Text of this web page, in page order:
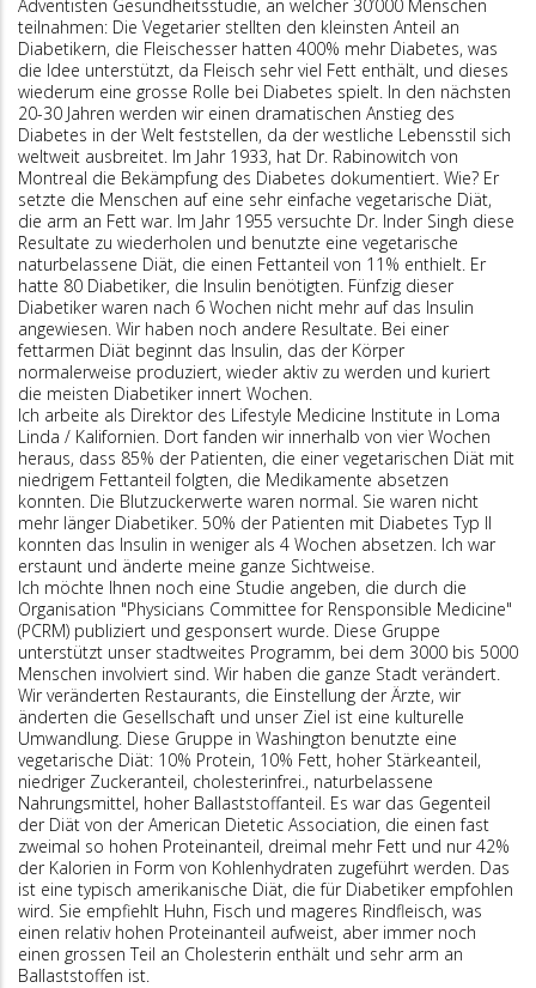
Adventisten Gesundheitsstudie, an welcher 30’000 Menschen
teilnahmen: Die Vegetarier stellten den kleinsten Anteil an
Diabetikern, die Fleischesser hatten 400% mehr Diabetes, was
die Idee unterstützt, da Fleisch sehr viel Fett enthält, und dieses
wiederum eine grosse Rolle bei Diabetes spielt. In den nächsten
20-30 Jahren werden wir einen dramatischen Anstieg des
Diabetes in der Welt feststellen, da der westliche Lebensstil sich
weltweit ausbreitet. Im Jahr 1933, hat Dr. Rabinowitch von
Montreal die Bekämpfung des Diabetes dokumentiert. Wie? Er
setzte die Menschen auf eine sehr einfache vegetarische Diät,
die arm an Fett war. Im Jahr 1955 versuchte Dr. Inder Singh diese
Resultate zu wiederholen und benutzte eine vegetarische
naturbelassene Diät, die einen Fettanteil von 11% enthielt. Er
hatte 80 Diabetiker, die Insulin benötigten. Fünfzig dieser
Diabetiker waren nach 6 Wochen nicht mehr auf das Insulin
angewiesen. Wir haben noch andere Resultate. Bei einer
fettarmen Diät beginnt das Insulin, das der Körper
normalerweise produziert, wieder aktiv zu werden und kuriert
die meisten Diabetiker innert Wochen.
Ich arbeite als Direktor des Lifestyle Medicine Institute in Loma
Linda / Kalifornien. Dort fanden wir innerhalb von vier Wochen
heraus, dass 85% der Patienten, die einer vegetarischen Diät mit
niedrigem Fettanteil folgten, die Medikamente absetzen
konnten. Die Blutzuckerwerte waren normal. Sie waren nicht
mehr länger Diabetiker. 50% der Patienten mit Diabetes Typ II
konnten das Insulin in weniger als 4 Wochen absetzen. Ich war
erstaunt und änderte meine ganze Sichtweise.
Ich möchte Ihnen noch eine Studie angeben, die durch die
Organisation "Physicians Committee for Rensponsible Medicine"
(PCRM) publiziert und gesponsert wurde. Diese Gruppe
unterstützt unser stadtweites Programm, bei dem 3000 bis 5000
Menschen involviert sind. Wir haben die ganze Stadt verändert.
Wir veränderten Restaurants, die Einstellung der Ärzte, wir
änderten die Gesellschaft und unser Ziel ist eine kulturelle
Umwandlung. Diese Gruppe in Washington benutzte eine
vegetarische Diät: 10% Protein, 10% Fett, hoher Stärkeanteil,
niedriger Zuckeranteil, cholesterinfrei., naturbelassene
Nahrungsmittel, hoher Ballaststoffanteil. Es war das Gegenteil
der Diät von der American Dietetic Association, die einen fast
zweimal so hohen Proteinanteil, dreimal mehr Fett und nur 42%
der Kalorien in Form von Kohlenhydraten zugeführt werden. Das
ist eine typisch amerikanische Diät, die für Diabetiker empfohlen
wird. Sie empfiehlt Huhn, Fisch und mageres Rindfleisch, was
einen relativ hohen Proteinanteil aufweist, aber immer noch
einen grossen Teil an Cholesterin enthält und sehr arm an
Ballaststoffen ist.